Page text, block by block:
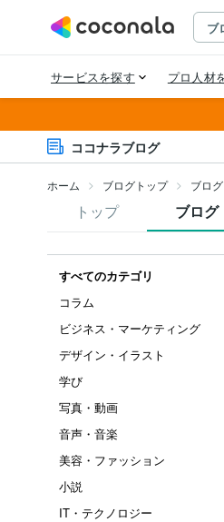
ココナラブログ
ホーム ブログトップ ブログ
トップ ブログ
すべてのカテゴリ
コラム
ビジネス・マーケティング
デザイン・イラスト
学び
写真・動画
音声・音楽
美容・ファッション
小説
IT・テクノロジー